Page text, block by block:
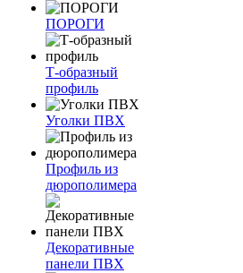
ПОРОГИ
Т-образный
профиль
Уголки ПВХ
Профиль из
дюрополимера
Декоративные
панели ПВХ